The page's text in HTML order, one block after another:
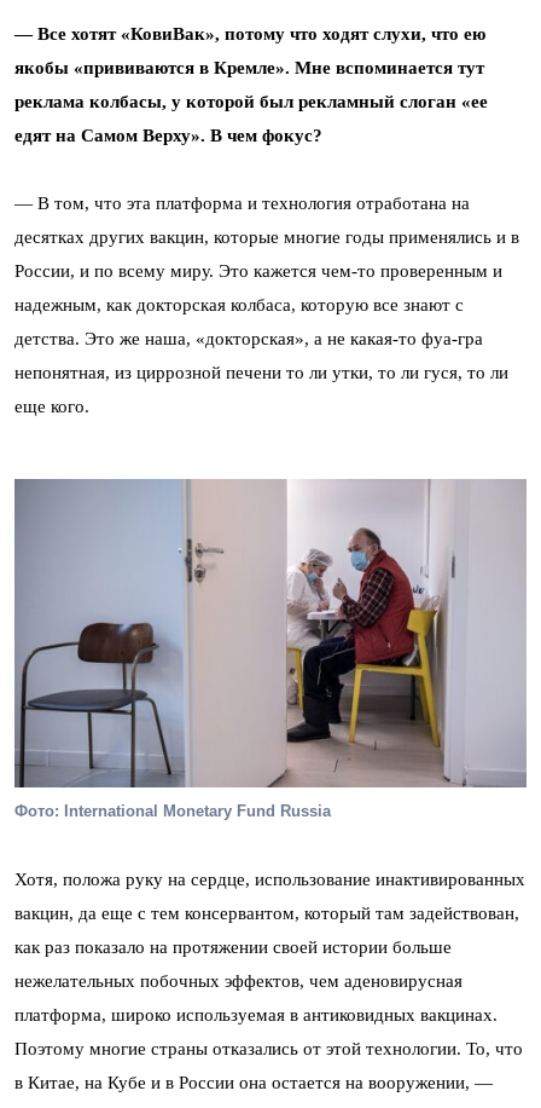
— Все хотят «КовиВак», потому что ходят слухи, что ею
якобы «прививаются в Кремле». Мне вспоминается тут
реклама колбасы, у которой был рекламный слоган «ее
едят на Самом Верху». В чем фокус?
— В том, что эта платформа и технология отработана на
десятках других вакцин, которые многие годы применялись и в
России, и по всему миру. Это кажется чем-то проверенным и
надежным, как докторская колбаса, которую все знают с
детства. Это же наша, «докторская», а не какая-то фуа-гра
непонятная, из циррозной печени то ли утки, то ли гуся, то ли
еще кого.
Фото: International Monetary Fund Russia
Хотя, положа руку на сердце, использование инактивированных
вакцин, да еще с тем консервантом, который там задействован,
как раз показало на протяжении своей истории больше
нежелательных побочных эффектов, чем аденовирусная
платформа, широко используемая в антиковидных вакцинах.
Поэтому многие страны отказались от этой технологии. То, что
в Китае, на Кубе и в России она остается на вооружении, —